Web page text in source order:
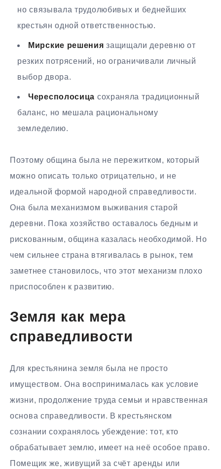
но связывала трудолюбивых и беднейших
крестьян одной ответственностью.
Мирские решения защищали деревню от
резких потрясений, но ограничивали личный
выбор двора.
Чересполосица сохраняла традиционный
баланс, но мешала рациональному
земледелию.
Поэтому община была не пережитком, который
можно описать только отрицательно, и не
идеальной формой народной справедливости.
Она была механизмом выживания старой
деревни. Пока хозяйство оставалось бедным и
рискованным, община казалась необходимой. Но
чем сильнее страна втягивалась в рынок, тем
заметнее становилось, что этот механизм плохо
приспособлен к развитию.
Земля как мера
справедливости
Для крестьянина земля была не просто
имуществом. Она воспринималась как условие
жизни, продолжение труда семьи и нравственная
основа справедливости. В крестьянском
сознании сохранялось убеждение: тот, кто
обрабатывает землю, имеет на неё особое право.
Помещик же, живущий за счёт аренды или